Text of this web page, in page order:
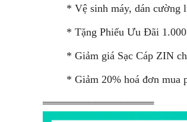
* Vệ sinh máy, dán cường
* Tặng Phiếu Ưu Đãi
* Giảm giá Sạc Cáp ZIN
* Giảm 20% hoá đơn mua
═════════════════